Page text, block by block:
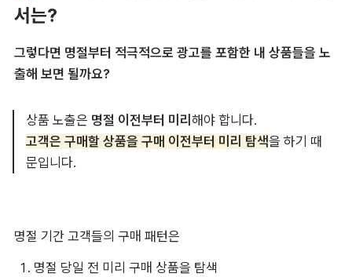
서는?
그렇다면 명절부터 적극적으로 광고를 포함한 내 상품들을 노
출해 보면 될까요?
상품 노출은 명절 이전부터 미리해야 합니다.
고객은 구매할 상품을 구매 이전부터 미리 탐색을 하기 때
문입니다.
명절 기간 고객들의 구매 패턴은
명절 당일 전 미리 구매 상품을 탐색